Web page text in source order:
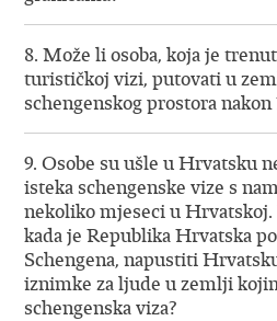
8. Može li osoba, koja je
turističkoj vizi, putovati u
schengenskog prostora nakon
9. Osobe su ušle u Hrvatsku
isteka schengenske vize s
nekoliko mjeseci u
kada je Republika Hrvatska
Schengena, napustiti
iznimke za ljude u zemlji
schengenska viza?